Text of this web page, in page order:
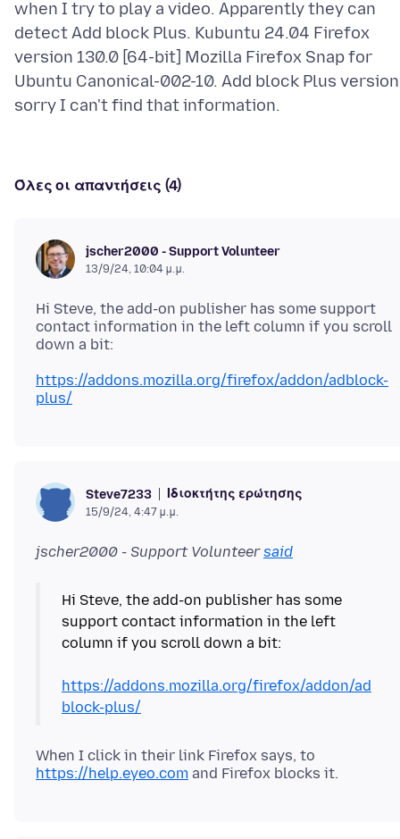
when I try to play a video. Apparently they can
detect Add block Plus. Kubuntu 24.04 Firefox
version 130.0 [64-bit] Mozilla Firefox Snap for
Ubuntu Canonical-002-10. Add block Plus version
Όλες οι απαντήσεις (4)
jscher2000 - Support Volunteer
13/9/24, 10:04 μ.μ.
Hi Steve, the add-on publisher has some support
contact information in the left column if you scroll
https://addons.mozilla.org/firefox/addon/adblock-
plus/
Steve7233 Ιδιοκτήτης ερώτησης
15/9/24, 4:47 μ.μ.
jscher2000 - Support Volunteersaid
Hi Steve, the add-on publisher has some
support contact information in the left
column if you scroll down a bit:
https://addons.mozilla.org/firefox/addon/ad
block-plus/
When I click in their link Firefox says, to
https://help.eyeo.com